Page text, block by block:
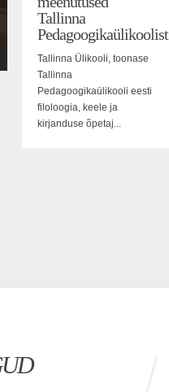
Tallinna
Pedagoogikaülikoolist
Tallinna Ülikooli, toonase
Tallinna
Pedagoogikaülikooli eesti
filoloogia, keele ja
kirjanduse õpetaj...